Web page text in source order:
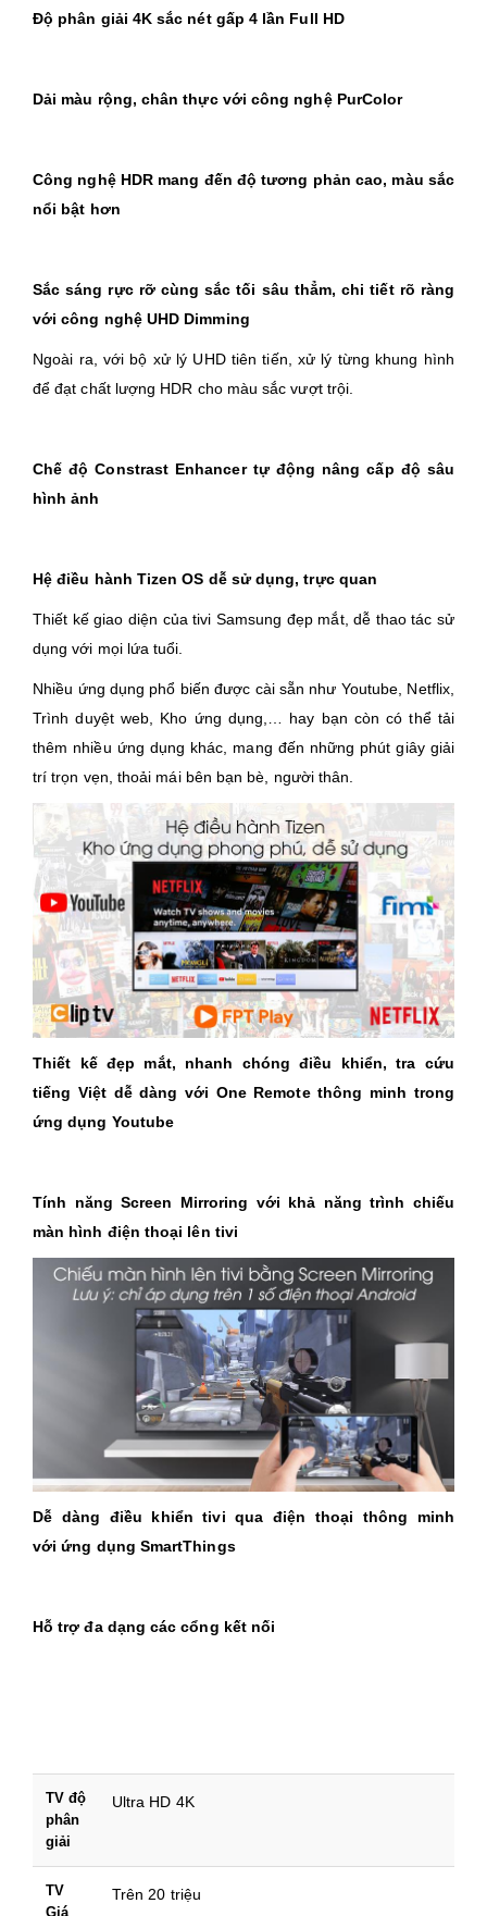
Độ phân giải 4K sắc nét gấp 4 lần Full HD
Dải màu rộng, chân thực với công nghệ PurColor
Công nghệ HDR mang đến độ tương phản cao, màu sắc
nổi bật hơn
Sắc sáng rực rỡ cùng sắc tối sâu thẳm, chi tiết rõ ràng
với công nghệ UHD Dimming
Ngoài ra, với bộ xử lý UHD tiên tiến, xử lý từng khung hình
để đạt chất lượng HDR cho màu sắc vượt trội.
Chế độ Constrast Enhancer tự động nâng cấp độ sâu
hình ảnh
Hệ điều hành Tizen OS dễ sử dụng, trực quan
Thiết kế giao diện của tivi Samsung đẹp mắt, dễ thao tác sử
dụng với mọi lứa tuổi.
Nhiều ứng dụng phổ biến được cài sẵn như Youtube, Netflix,
Trình duyệt web, Kho ứng dụng,… hay bạn còn có thể tải
thêm nhiều ứng dụng khác, mang đến những phút giây giải
trí trọn vẹn, thoải mái bên bạn bè, người thân.
Thiết kế đẹp mắt, nhanh chóng điều khiển, tra cứu
tiếng Việt dễ dàng với One Remote thông minh trong
ứng dụng Youtube
Tính năng Screen Mirroring với khả năng trình chiếu
màn hình điện thoại lên tivi
Dễ dàng điều khiển tivi qua điện thoại thông minh
với ứng dụng SmartThings
Hỗ trợ đa dạng các cổng kết nối
TV độ
phân
giải
Ultra HD 4K
TV
Giá
Trên 20 triệu